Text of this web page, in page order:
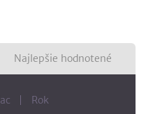
Najlepšie hodnotené
Rok